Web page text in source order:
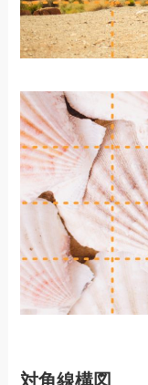
対角線構図